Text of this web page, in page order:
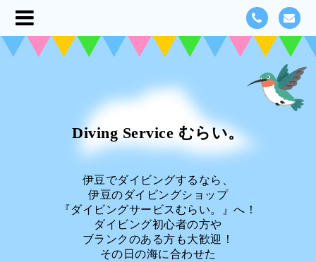
Diving Service むらい。
伊豆でダイビングするなら、
伊豆のダイビングショップ
『ダイビングサービスむらい。』へ！
ダイビング初心者の方や
ブランクのある方も大歓迎！
その日の海に合わせた